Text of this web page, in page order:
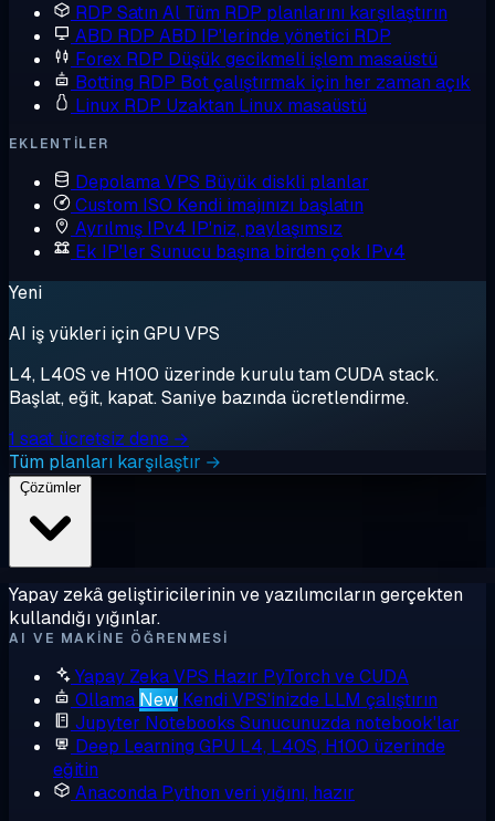
RDP Satın Al Tüm RDP planlarını karşılaştırın
ABD RDP ABD IP'lerinde yönetici RDP
Forex RDP Düşük gecikmeli işlem masaüstü
Botting RDP Bot çalıştırmak için her zaman açık
Linux RDP Uzaktan Linux masaüstü
EKLENTILER
Depolama VPS Büyük diskli planlar
Custom ISO Kendi imajınızı başlatın
Ayrılmış IPv4 IP'niz, paylaşımsız
Ek IP'ler Sunucu başına birden çok IPv4
Yeni
AI iş yükleri için GPU VPS
L4, L40S ve H100 üzerinde kurulu tam CUDA stack.
Başlat, eğit, kapat. Saniye bazında ücretlendirme.
1 saat ücretsiz dene →
Tüm planları karşılaştır →
Çözümler
Yapay zekâ geliştiricilerinin ve yazılımcıların gerçekten
kullandığı yığınlar.
AI VE MAKINE ÖĞRENMESI
Yapay Zeka VPS Hazır PyTorch ve CUDA
Ollama New Kendi VPS'inizde LLM çalıştırın
Jupyter Notebooks Sunucunuzda notebook'lar
Deep Learning GPU L4, L40S, H100 üzerinde
eğitin
Anaconda Python veri yığını, hazır